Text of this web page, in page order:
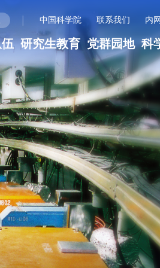
| 中国科学院 联系我们 内网
研究生教育 党群园地 科